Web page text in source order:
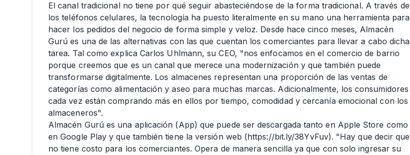
El canal tradicional no tiene por qué seguir abasteciéndose de la forma tradicional. A través de
los teléfonos celulares, la tecnología ha puesto literalmente en su mano una herramienta para
hacer los pedidos del negocio de forma simple y veloz. Desde hace cinco meses, Almacén
Gurú es una de las alternativas con las que cuentan los comerciantes para llevar a cabo dicha
tarea. Tal como explica Carlos Uhlmann, su CEO, "nos enfocamos en el comercio de barrio
porque creemos que es un canal que merece una modernización y que también puede
transformarse digitalmente. Los almacenes representan una proporción de las ventas de
categorías como alimentación y aseo para muchas marcas. Adicionalmente, los consumidores
cada vez están comprando más en ellos por tiempo, comodidad y cercanía emocional con los
almaceneros".
Almacén Gurú es una aplicación (App) que puede ser descargada tanto en Apple Store como
en Google Play y que también tiene la versión web (https://bit.ly/38YvFuv). "Hay que decir que
no tiene costo para los comerciantes. Opera de manera sencilla ya que con solo ingresar su